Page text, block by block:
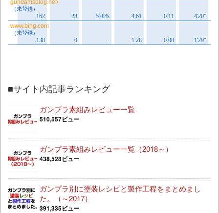
■サイト内記事ランキング
ガンプラ素組みレビュー一覧
510,557ビュー
ガンプラ素組みレビュー一覧（2018～）
438,528ビュー
ガンプラ別に塗装レシピと製作工程をまとめまし
た。（～2017）
391,335ビュー